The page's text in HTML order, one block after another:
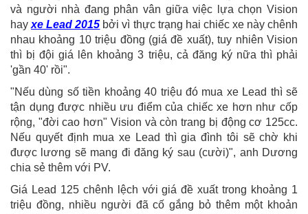
và người nhà đang phân vân giữa việc lựa chọn Vision
hayxe Lead 2015 bởi vì thực trạng hai chiếc xe này chênh
nhau khoảng 10 triệu đồng (giá đề xuất), tuy nhiên Vision
thì bị đội giá lên khoảng 3 triệu, cả đăng ký nữa thì phải
'gần 40' rồi".
"Nếu dùng số tiền khoảng 40 triệu đó mua xe Lead thì sẽ
tận dụng được nhiều ưu điểm của chiếc xe hơn như cốp
rộng, "đời cao hơn" Vision và còn trang bị động cơ 125cc.
Nếu quyết định mua xe Lead thì gia đình tôi sẽ chờ khi
được lương sẽ mang đi đăng ký sau (cười)", anh Dương
chia sẻ thêm với PV.
Giá Lead 125 chênh lệch với giá đề xuất trong khoảng 1
triệu đồng, nhiều người đã cố gắng bỏ thêm một khoản